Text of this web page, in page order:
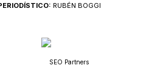
RUBÉN BOGGI
SEO Partners